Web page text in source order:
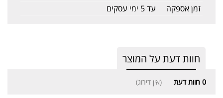
זמן אספקה
עד 5 ימי עסקים
חוות דעת על המוצר
0 חוות דעת (אין דירוג)